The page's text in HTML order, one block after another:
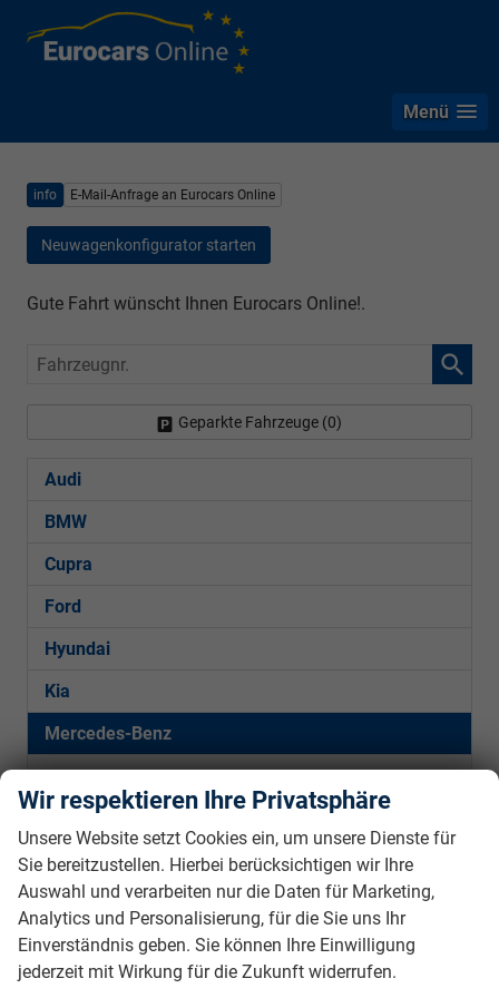
Menü
info E-Mail-Anfrage an Eurocars Online
Neuwagenkonfigurator starten
Gute Fahrt wünscht Ihnen Eurocars Online!.
Fahrzeugnr.
Geparkte Fahrzeuge (0)
Audi
BMW
Cupra
Ford
Hyundai
Kia
Mercedes-Benz
C-Klasse Limousine
C-Klasse T-Modell
GLA
Peugeot
Seat
Wir respektieren Ihre Privatsphäre
Unsere Website setzt Cookies ein, um unsere Dienste für
Sie bereitzustellen. Hierbei berücksichtigen wir Ihre
Auswahl und verarbeiten nur die Daten für Marketing,
Analytics und Personalisierung, für die Sie uns Ihr
Einverständnis geben. Sie können Ihre Einwilligung
jederzeit mit Wirkung für die Zukunft widerrufen.